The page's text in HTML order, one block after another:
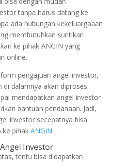
tanpa harus datang ke
ada hubungan kekeluargaaan
membutuhkan suntikan
ke pihak ANGIN yang
online.
pengajuan angel investor,
dalamnya akan diproses.
mendapatkan angel investor
bantuan pendanaan. Jadi,
investor secepatnya bisa
ke pihak ANGIN.
Investor
tentu bisa didapatkan